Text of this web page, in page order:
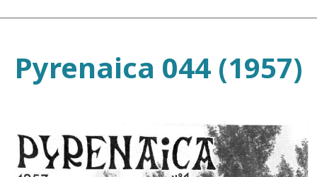
Pyrenaica 044 (1957)